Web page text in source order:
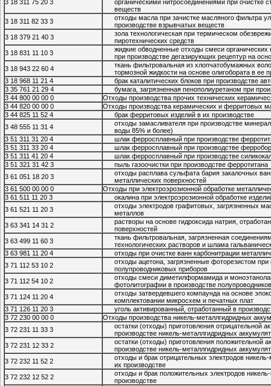
3 18 311 75 20 3
органическими нитросоединениями при очистке
веществ
3 18 311 82 33 3
отходы масла при зачистке масляного фильтра
производстве взрывчатых веществ
3 18 379 21 40 3
зола технологическая при термическом
пиротехнических средств
3 18 831 11 10 3
жидкие обводненные отходы смеси
при производстве дегазирующих рецептур на
3 18 943 22 60 4
ткань фильтровальная из хлопчатобумажных
тормозной жидкости на основе олигобората в ее
3 18 968 11 21 4
брак каталитических блоков при производстве
3 35 761 21 29 4
бумага, загрязненная пенополиуретаном при
3 44 800 00 00 0
Отходы производства прочих технических
3 44 820 00 00 0
Отходы производства керамических и ферритовых
3 44 825 11 52 4
брак ферритовых изделий в их производстве
3 48 555 11 31 4
отходы замасливателя при производстве
воды 85% и более)
3 51 311 31 20 4
шлак ферросплавный при производстве
3 51 311 33 20 4
шлак ферросплавный при производстве
3 51 311 41 20 4
шлак ферросплавный при производстве
3 51 321 31 42 3
пыль газоочистки при производстве ферротитана
3 61 051 18 20 3
отходы расплава сульфата бария закалочных
металлических поверхностей
3 61 500 00 00 0
Отходы при электроэрозионной обработке
3 61 511 11 20 3
окалина при электроэрозионной обработке
3 61 521 11 20 3
отходы электродов графитовых, загрязненных
металлов
3 63 341 14 31 2
растворы на основе гидроксида натрия,
поверхностей
3 63 499 11 60 3
ткань фильтровальная, загрязненная
технологических растворов и шлама
3 63 981 11 20 4
отходы при очистке ванн карбонитрации
3 71 112 53 10 2
отходы ацетона, загрязненные фоторезистом
полупроводниковых приборов
3 71 112 54 10 2
отходы смеси диметилформамида и
фотолитографии в производстве
3 71 124 11 20 4
отходы затвердевшего компаунда на основе
комплектовании микросхем и печатных плат
3 71 126 11 20 3
уголь активированный, отработанный в
3 72 230 00 00 0
Отходы производства никель-металлгидридных
3 72 231 11 33 3
остатки (отходы) приготовления отрицательной
производстве никель-металлгидридных
3 72 231 12 33 2
остатки (отходы) приготовления положительной
производстве никель-металлгидридных
3 72 232 11 52 2
отходы и брак отрицательных электродов
их производстве
3 72 232 12 52 2
отходы и брак положительных электродов
производстве